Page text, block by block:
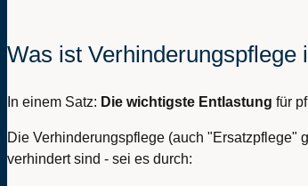
Was ist
In einem Satz: Die wichtigste Entlastung für
Die Verhinderungspflege (auch "Ersatzpflege"
verhindert sind - sei es durch: